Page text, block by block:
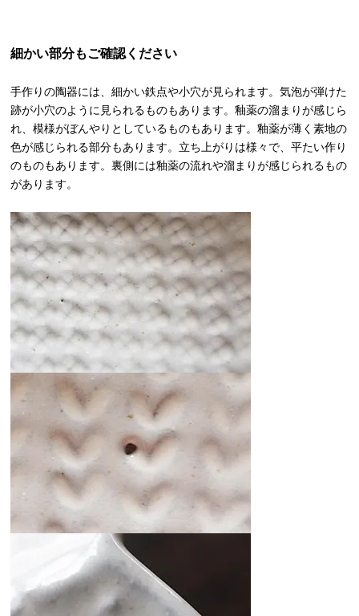
細かい部分もご確認ください
手作りの陶器には、細かい鉄点や小穴が見られます。気泡が弾けた
跡が小穴のように見られるものもあります。釉薬の溜まりが感じら
れ、模様がぼんやりとしているものもあります。釉薬が薄く素地の
色が感じられる部分もあります。立ち上がりは様々で、平たい作り
のものもあります。裏側には釉薬の流れや溜まりが感じられるもの
があります。